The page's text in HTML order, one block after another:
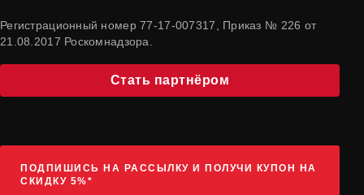
Регистрационный номер 77-17-007317, Приказ № 226 от
21.08.2017 Роскомнадзора.
Стать партнёром
ПОДПИШИСЬ НА РАССЫЛКУ И ПОЛУЧИ КУПОН НА
СКИДКУ 5%*